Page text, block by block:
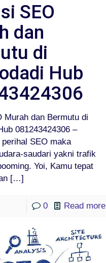
SEO
dan
di
Hub
Murah dan Bermutu di
081243424306 –
SEO maka
saudari yakni trafik
Yoi, Kamu tepat
[…]
0 Read more